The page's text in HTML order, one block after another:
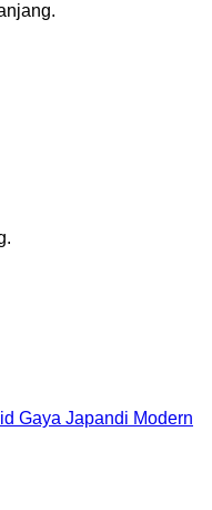
Gaya Japandi Modern